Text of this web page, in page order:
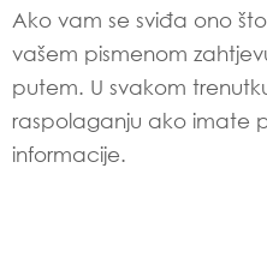
Ako vam se sviđa ono
vašem pismenom
putem. U svakom
raspolaganju ako imate
informacije.